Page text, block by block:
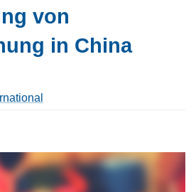
von
in China